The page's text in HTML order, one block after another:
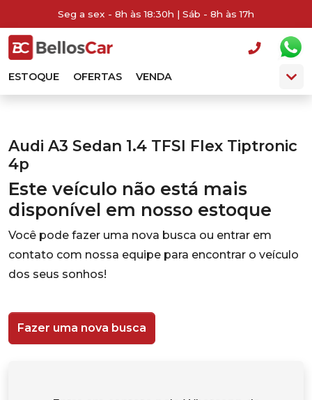
Seg a sex - 8h às 18:30h | Sáb - 8h às 17h
ESTOQUE OFERTAS VENDA
Audi A3 Sedan 1.4 TFSI Flex Tiptronic
4p
Este veículo não está mais
disponível em nosso estoque
Você pode fazer uma nova busca ou entrar em
contato com nossa equipe para encontrar o veículo
dos seus sonhos!
Fazer uma nova busca